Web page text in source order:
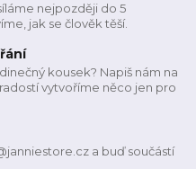
nejpozději do 5
jak se člověk těší.
kousek? Napiš nám na
vytvoříme něco jen pro
a buď součástí